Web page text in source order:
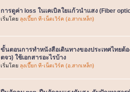
การดูค่า loss ในเคเบิลใยแก้วนำแสง (Fiber
เริ่มโดย ลุงเปี๊ยก ที-เน็ตเวิร์ค (อ.สากเหล็ก)
ขั้นตอนการทำหนังสือเดินทางของประเทศไทยต้อ
ตจว) ใช้เอกสารอะไรบ้าง
เริ่มโดย ลุงเปี๊ยก ที-เน็ตเวิร์ค (อ.สากเหล็ก)